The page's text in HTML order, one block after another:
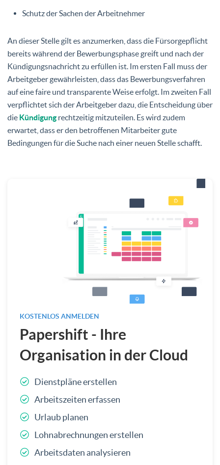
Schutz der Sachen der Arbeitnehmer
An dieser Stelle gilt es anzumerken, dass die Fürsorgepflicht
bereits während der Bewerbungsphase greift und nach der
Kündigungsnachricht zu erfüllen ist. Im ersten Fall muss der
Arbeitgeber gewährleisten, dass das Bewerbungsverfahren
auf eine faire und transparente Weise erfolgt. Im zweiten Fall
verpflichtet sich der Arbeitgeber dazu, die Entscheidung über
die Kündigungrechtzeitig mitzuteilen. Es wird zudem
erwartet, dass er den betroffenen Mitarbeiter gute
Bedingungen für die Suche nach einer neuen Stelle schafft.
KOSTENLOS ANMELDEN
Papershift - Ihre
Organisation in der Cloud
Dienstpläne erstellen
Arbeitszeiten erfassen
Urlaub planen
Lohnabrechnungen erstellen
Arbeitsdaten analysieren